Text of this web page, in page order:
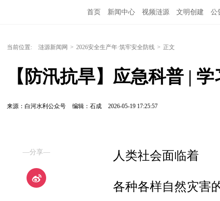
首页 新闻中心 视频涟源 文明创建 公
当前位置: 涟源新闻网 > 2026安全生产年·筑牢安全防线 > 正文
【防汛抗旱】应急科普 |
来源：白河水利公众号 编辑：石成 2026-05-19 17:25:57
—分享— 人类社会面临着
各种各样自然灾害